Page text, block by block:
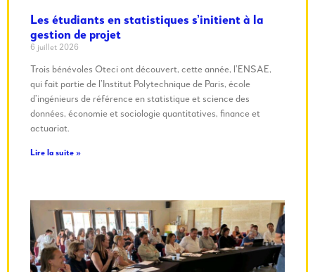
Les étudiants en statistiques s’initient à la
gestion de projet
6 juillet 2026
Trois bénévoles Oteci ont découvert, cette année, l’ENSAE,
qui fait partie de l’Institut Polytechnique de Paris, école
d’ingénieurs de référence en statistique et science des
données, économie et sociologie quantitatives, finance et
actuariat.
Lire la suite »